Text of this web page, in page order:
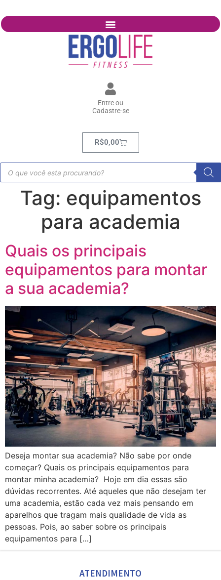
Entre ou
Cadastre-se
R$0,00
Tag: equipamentos
para academia
Quais os principais
equipamentos para montar
a sua academia?
Deseja montar sua academia? Não sabe por onde
começar? Quais os principais equipamentos para
montar minha academia? Hoje em dia essas são
dúvidas recorrentes. Até aqueles que não desejam ter
uma academia, estão cada vez mais pensando em
aparelhos que tragam mais qualidade de vida as
pessoas. Pois, ao saber sobre os principais
equipamentos para […]
ATENDIMENTO